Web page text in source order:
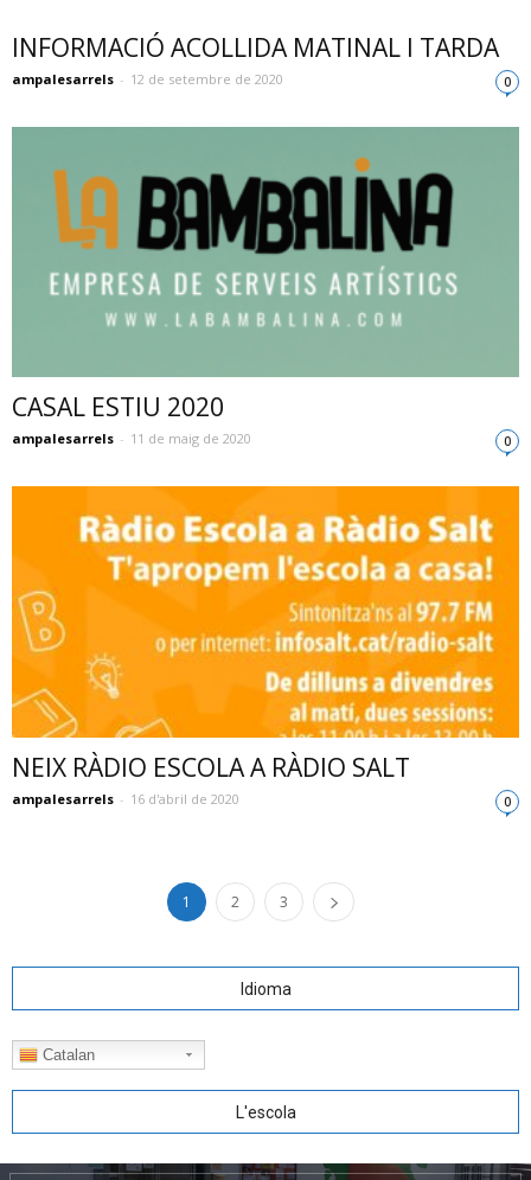
INFORMACIÓ ACOLLIDA MATINAL I TARDA
ampalesarrels - 12 de setembre de 2020 0
CASAL ESTIU 2020
ampalesarrels - 11 de maig de 2020 0
NEIX RÀDIO ESCOLA A RÀDIO SALT
ampalesarrels - 16 d'abril de 2020 0
1 2 3
Idioma
Catalan
L'escola